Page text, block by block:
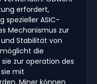
erfordert,
spezieller ASIC-
Mechanismus zur
Stabilität von
die
sie zur operation des
mit
Miner können